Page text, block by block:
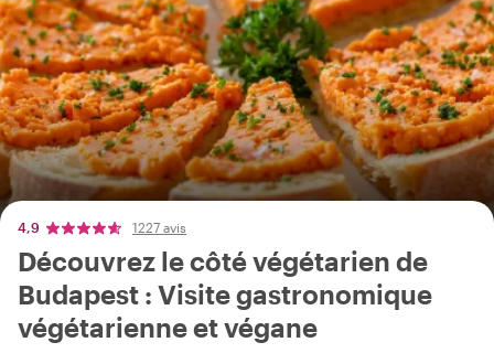
4,9 1227 avis
Découvrez le côté végétarien de
Budapest : Visite gastronomique
végétarienne et végane